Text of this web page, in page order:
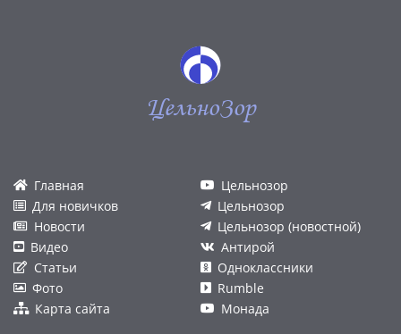
ЦельноЗор
Главная
Для новичков
Новости
Видео
Статьи
Фото
Карта сайта
Цельнозор
Цельнозор
Цельнозор (новостной)
Антирой
Одноклассники
Rumble
Монада